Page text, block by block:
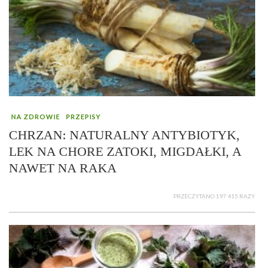
NA ZDROWIE PRZEPISY
CHRZAN: NATURALNY ANTYBIOTYK,
LEK NA CHORE ZATOKI, MIGDAŁKI, A
NAWET NA RAKA
PRZECZYTANO 197 415 RAZY